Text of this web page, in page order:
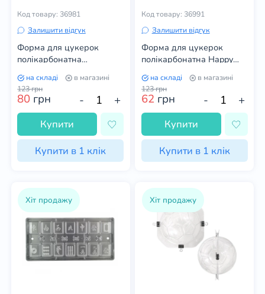
Код товару: 36981
Залишити відгук
Форма для цукерок
полікарбонатна
на складі
в магазині
123грн
80 грн - +
Купити
Купити в 1 клік
Код товару: 36991
Залишити відгук
Форма для цукерок
полікарбонатна Happy
на складі
в магазині
123грн
62 грн - +
Купити
Купити в 1 клік
Хіт продажу Хіт продажу